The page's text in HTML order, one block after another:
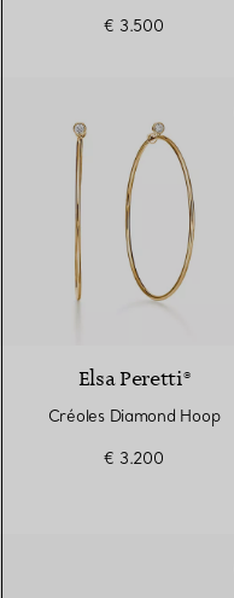
€ 3.500
Elsa Peretti®
Créoles Diamond Hoop
€ 3.200